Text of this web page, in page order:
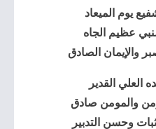
يوم الميعاد
عظيم الجاه
والإيمان الصادق
العلي القدير
والمومن صادق
وحسن التدبير